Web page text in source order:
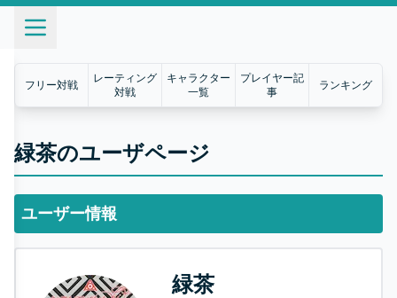
フリー対戦
レーティング
対戦
キャラクター
一覧
プレイヤー記
事
ランキング
緑茶のユーザページ
ユーザー情報
緑茶